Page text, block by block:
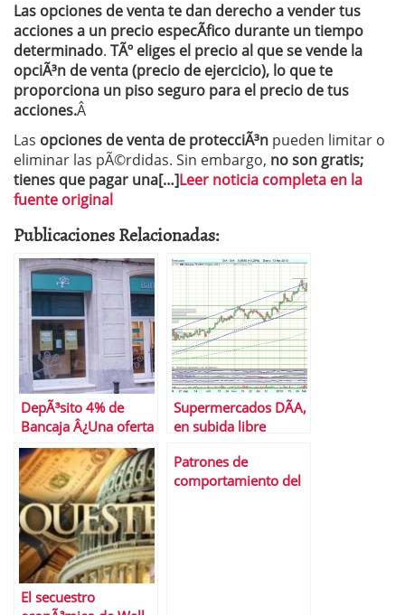
Las opciones de venta te dan derecho a vender tus
acciones a un precio especÃ­fico durante un tiempo
determinado. TÃº eliges el precio al que se vende la
opciÃ³n de venta (precio de ejercicio), lo que te
proporciona un piso seguro para el precio de tus
acciones.Â
Las opciones de venta de protecciÃ³n pueden limitar o
eliminar las pÃ©rdidas. Sin embargo, no son gratis;
tienes que pagar una[…]Leer noticia completa en la
fuente original
Publicaciones Relacionadas:
DepÃ³sito 4% de
Bancaja Â¿Una oferta
para no dejar
escapar?
Supermercados DÃA,
en subida libre
El secuestro
Patrones de
comportamiento del